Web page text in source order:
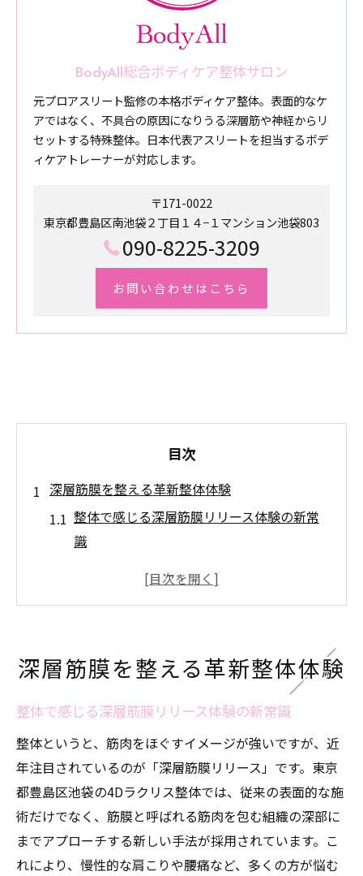
BodyAll総合ボディケア整体サロン
元プロアスリート監修の本格ボディケア整体。表面的なケ
アではなく、不具合の原因になりうる深層筋や神経からリ
セットする特殊整体。日本代表アスリートを担当するボデ
ィケアトレーナーが対応します。
〒171-0022
東京都豊島区南池袋２丁目１４−１マンション池袋803
090-8225-3209
お問い合わせはこちら
目次
深層筋膜を整える革新整体体験
整体で感じる深層筋膜リリース体験の新常
識
池袋で受ける整体が導く体質改善の第一歩
は
4Dラクリス整体の驚きの効果と特長
は
神経リセット整体で実感する瞬間的な変化
深層筋膜へ届く整体がなぜ選ばれるのか
整体の新技術4D電流がもたらす体調変化
整体施術と酸素カプセルの相乗効果を解説
深層筋膜を整える革新整体体験
整体で感じる深層筋膜リリース体験の新常識
整体というと、筋肉をほぐすイメージが強いですが、近
年注目されているのが「深層筋膜リリース」です。東京
都豊島区池袋の4Dラクリス整体では、従来の表面的な施
術だけでなく、筋膜と呼ばれる筋肉を包む組織の深部に
までアプローチする新しい手法が採用されています。こ
れにより、慢性的な肩こりや腰痛など、多くの方が悩む